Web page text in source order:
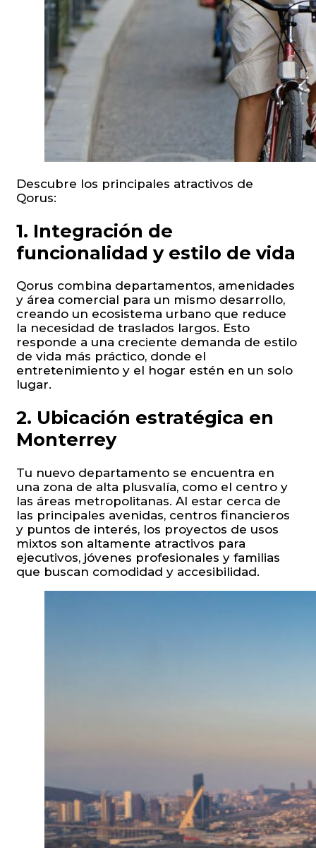
Descubre los principales atractivos de
Qorus:
1. Integración de
funcionalidad y estilo de vida
Qorus combina departamentos, amenidades
y área comercial para un mismo desarrollo,
creando un ecosistema urbano que reduce
la necesidad de traslados largos. Esto
responde a una creciente demanda de estilo
de vida más práctico, donde el
entretenimiento y el hogar estén en un solo
lugar.
2. Ubicación estratégica en
Monterrey
Tu nuevo departamento se encuentra en
una zona de alta plusvalía, como el centro y
las áreas metropolitanas. Al estar cerca de
las principales avenidas, centros financieros
y puntos de interés, los proyectos de usos
mixtos son altamente atractivos para
ejecutivos, jóvenes profesionales y familias
que buscan comodidad y accesibilidad.